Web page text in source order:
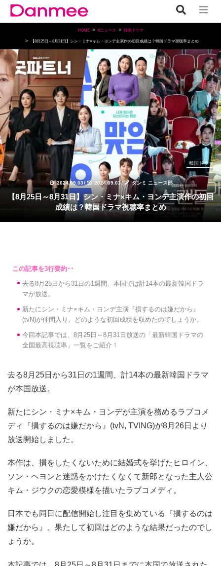
HOME Kニュース 韓国ドラマ
【8月25日～8月31日】シン・ミナ×キム・ヨンデ主演作の初回成績は？韓国ドラマ視聴率まとめ
2024.09.03/ 2024.09.03/ ダンミ ニュース部
韓国ドラマ
【8月25日～8月31日】シン・ミナ×キム・ヨンデ主演作の初回
成績は？韓国ドラマ視聴率まとめ
去る8月25日から31日の1週間、本国では計14本の最新韓国ドラ
マが放送。
新たにシン・ミナ×キム・ヨンデ主演『損するのは嫌だから』
(tvN)が仲間入り。どのような初回成績を収めたのでしょうか。
今回本記事では、8月25日～8月31日放送の「最新韓国ドラマの
全国最高視聴率」一覧をご紹介！
去る8月25日から31日の1週間、計14本の最新韓国ドラマ
が本国放送。
新たにシン・ミナ×キム・ヨンデが主演を務めるラブコメ
ディ『損するのは嫌だから』(tvN, TVING)が8月26日より
放送開始しました。
本作は、損をしたくないために結婚式を挙げたヒロイン、
ソン・ヘヨンと迷惑をかけたくなくて新郎となった主人公
キム・ジウクの恋愛模様を描いたラブコメディ。
日本でも同日に配信開始し注目を集めている『損するのは
嫌だから』。果たして初回はどのような結果だったのでし
ょうか。